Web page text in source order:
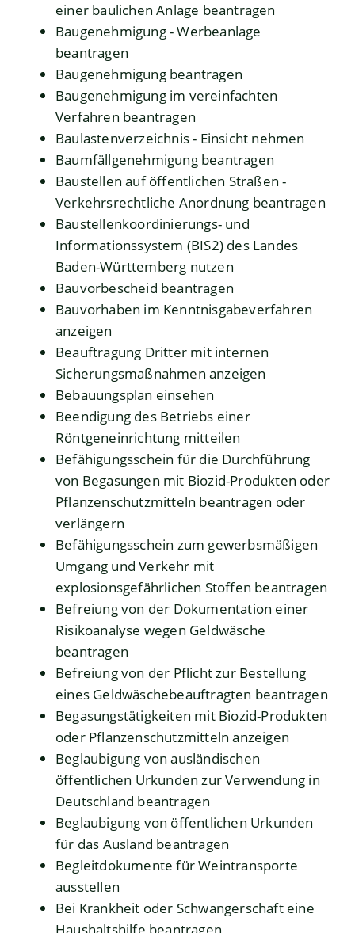
einer baulichen Anlage beantragen
Baugenehmigung - Werbeanlage
beantragen
Baugenehmigung beantragen
Baugenehmigung im vereinfachten
Verfahren beantragen
Baulastenverzeichnis - Einsicht nehmen
Baumfällgenehmigung beantragen
Baustellen auf öffentlichen Straßen -
Verkehrsrechtliche Anordnung beantragen
Baustellenkoordinierungs- und
Informationssystem (BIS2) des Landes
Baden-Württemberg nutzen
Bauvorbescheid beantragen
Bauvorhaben im Kenntnisgabeverfahren
anzeigen
Beauftragung Dritter mit internen
Sicherungsmaßnahmen anzeigen
Bebauungsplan einsehen
Beendigung des Betriebs einer
Röntgeneinrichtung mitteilen
Befähigungsschein für die Durchführung
von Begasungen mit Biozid-Produkten oder
Pflanzenschutzmitteln beantragen oder
verlängern
Befähigungsschein zum gewerbsmäßigen
Umgang und Verkehr mit
explosionsgefährlichen Stoffen beantragen
Befreiung von der Dokumentation einer
Risikoanalyse wegen Geldwäsche
beantragen
Befreiung von der Pflicht zur Bestellung
eines Geldwäschebeauftragten beantragen
Begasungstätigkeiten mit Biozid-Produkten
oder Pflanzenschutzmitteln anzeigen
Beglaubigung von ausländischen
öffentlichen Urkunden zur Verwendung in
Deutschland beantragen
Beglaubigung von öffentlichen Urkunden
für das Ausland beantragen
Begleitdokumente für Weintransporte
ausstellen
Bei Krankheit oder Schwangerschaft eine